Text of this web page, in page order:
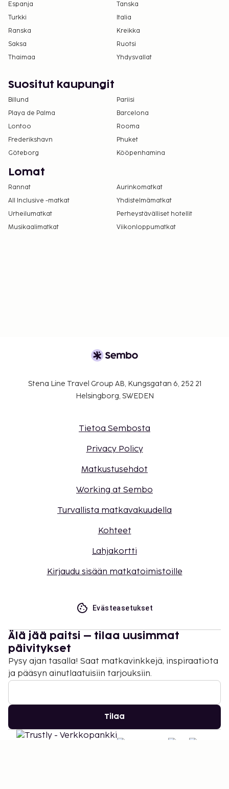
Espanja
Tanska
Turkki
Italia
Ranska
Kreikka
Saksa
Ruotsi
Thaimaa
Yhdysvallat
Suositut kaupungit
Billund
Pariisi
Playa de Palma
Barcelona
Lontoo
Rooma
Frederikshavn
Phuket
Göteborg
Kööpenhamina
Lomat
Rannat
Aurinkomatkat
All Inclusive -matkat
Yhdistelmämatkat
Urheilumatkat
Perheystävälliset hotellit
Musikaalimatkat
Viikonloppumatkat
Stena Line Travel Group AB, Kungsgatan 6, 252 21
Helsingborg, SWEDEN
Tietoa Sembosta
Privacy Policy
Matkustusehdot
Working at Sembo
Turvallista matkavakuudella
Kohteet
Lahjakortti
Kirjaudu sisään matkatoimistoille
Evästeasetukset
Älä jää paitsi – tilaa uusimmat
päivitykset
Pysy ajan tasalla! Saat matkavinkkejä, inspiraatiota
ja pääsyn ainutlaatuisiin tarjouksiin.
Tilaa